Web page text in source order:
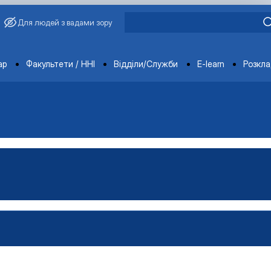
Для людей з вадами зору
Факультети / ННІ Відділи/Служби E-learn